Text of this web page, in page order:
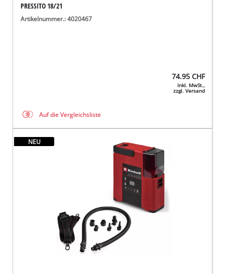
PRESSITO 18/21
Artikelnummer.: 4020467
74.95 CHF
Inkl. MwSt.,
zzgl. Versand
Auf die Vergleichsliste
NEU